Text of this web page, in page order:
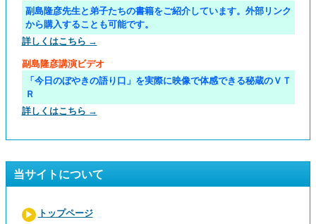
副島隆彦先生と弟子たちの書籍をご紹介しています。外部リンク
から購入することも可能です。
詳しくはこちら →
副島隆彦講演ビデオ
「今日のぼやきの語り口」を実際に映像で体感できる秘蔵のＶＴ
Ｒ
詳しくはこちら →
当サイトについて
トップページ